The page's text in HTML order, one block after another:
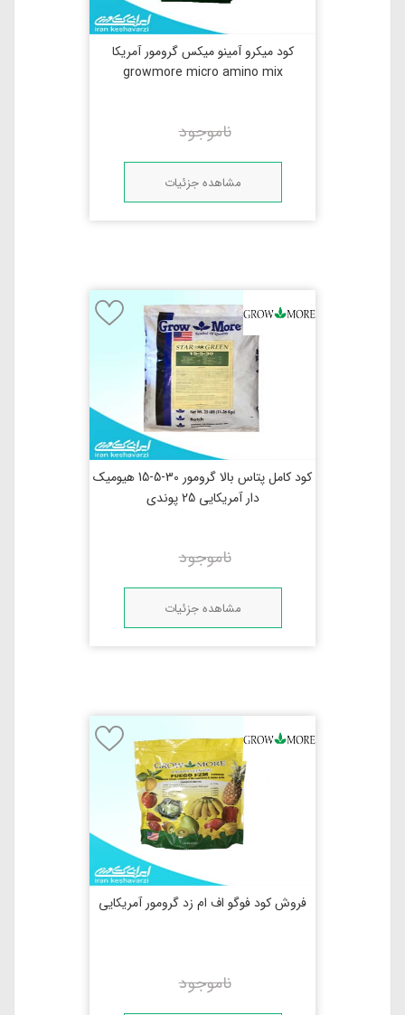
کود میکرو آمینو میکس گرومور آمریکا
growmore micro amino mix
ناموجود
مشاهده جزئیات
کود کامل پتاس بالا گرومور 30-5-15 هیومیک
دار آمریکایی 25 پوندی
ناموجود
مشاهده جزئیات
فروش کود فوگو اف ام زد گرومور آمریکایی
ناموجود